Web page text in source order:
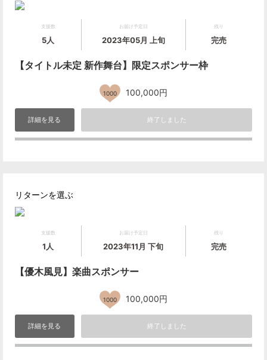
支援数
5人
お届け予定日
2023年05月 上旬
残り
完売
【タイトル未定 新作舞台】限定スポンサー枠
1000 100,000円
詳細を見る 終了しました
リターンを選ぶ
支援数
1人
お届け予定日
2023年11月 下旬
残り
完売
【優木風見】楽曲スポンサー
1000 100,000円
詳細を見る 終了しました